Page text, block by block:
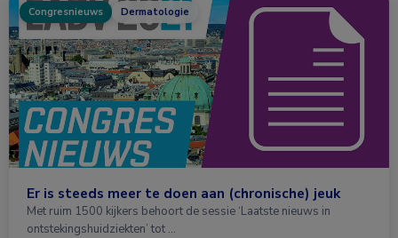
Congresnieuws Dermatologie
Er is steeds meer te doen aan (chronische) jeuk
Met ruim 1500 kijkers behoort de sessie ‘Laatste nieuws in
ontstekingshuidziekten’ tot …